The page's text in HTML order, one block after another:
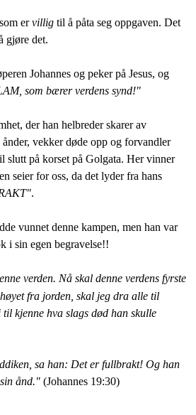
ervillig til å påta seg oppgaven. Det
gjøre det.
Johannes og peker på Jesus, og
som bærer verdens synd!"
der han helbreder skarer av
vekker døde opp og forvandler
slutt på korset på Golgata. Her vinner
seier for oss, da det lyder fra hans
.
vunnet denne kampen, men han var
i sin egen begravelse!!
verden. Nå skal denne verdens fyrste
fra jorden, skal jeg dra alle til
kjenne hva slags død han skulle
sa han: Det er fullbrakt! Og han
ånd." (Johannes 19:30)